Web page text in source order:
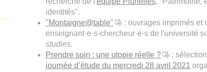
identités".
"Montaigne@table"
: ouvrages imprimés et
enseignant·e·s-chercheur·e·s de l'université
studies.
Prendre soin : une utopie réelle ?
:
journée d’étude du mercredi 28 avril 2021